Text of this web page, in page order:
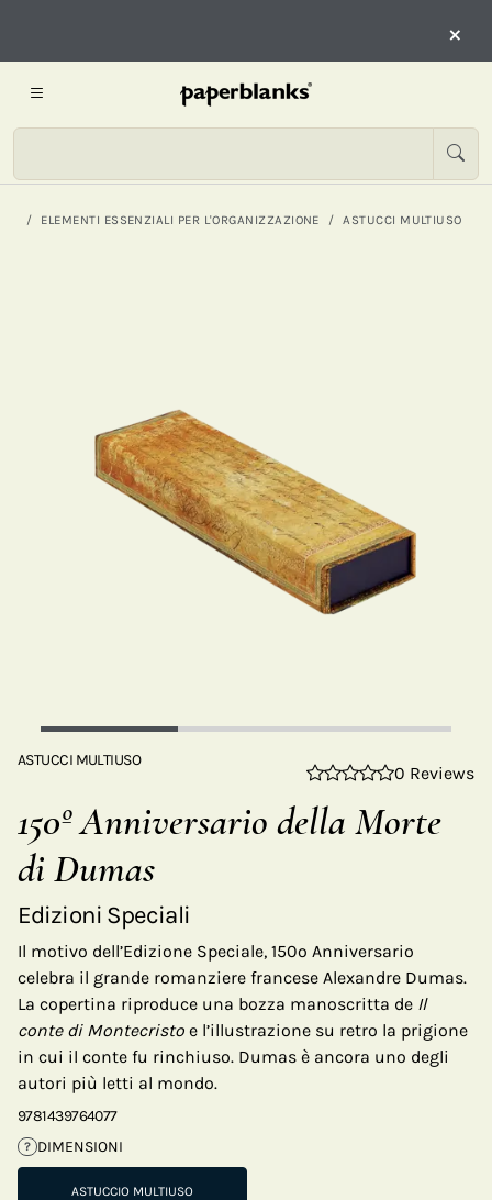
×
ELEMENTI ESSENZIALI PER L'ORGANIZZAZIONE ASTUCCI MULTIUSO
ASTUCCI MULTIUSO
0 Reviews
150º Anniversario della Morte
di Dumas
Edizioni Speciali
Il motivo dell’Edizione Speciale, 150o Anniversario
celebra il grande romanziere francese Alexandre Dumas.
La copertina riproduce una bozza manoscritta de Il
conte di Montecristo e l’illustrazione su retro la prigione
in cui il conte fu rinchiuso. Dumas è ancora uno degli
autori più letti al mondo.
9781439764077
? DIMENSIONI
ASTUCCIO MULTIUSO